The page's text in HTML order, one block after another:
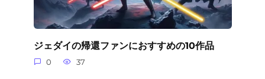
ジェダイの帰還ファンにおすすめの10作品
0 37